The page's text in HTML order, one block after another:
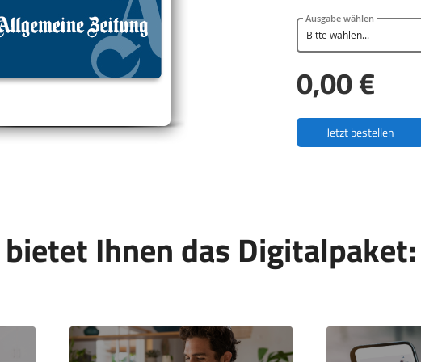
Ausgabe wählen
0,00 €
Jetzt bestellen
Ihnen das Digitalpaket: